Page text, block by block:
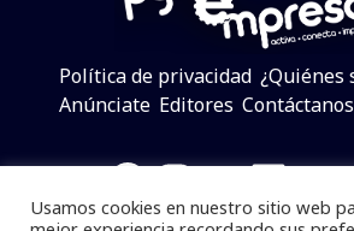
Política de privacidad ¿Quiénes
Anúnciate Editores Contáctanos
Facebook
Twitter
Usamos cookies en nuestro sitio web